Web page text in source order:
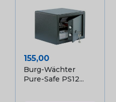
Prijs
155,00
Burg-Wächter
Pure-Safe PS12...